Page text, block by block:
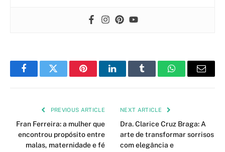
FacebookTwitter PinterestLinkedInTumblr WhatsAppEmail
PREVIOUS ARTICLE
Fran Ferreira: a mulher que
encontrou propósito entre
malas, maternidade e fé
NEXT ARTICLE
Dra. Clarice Cruz Braga: A
arte de transformar sorrisos
com elegância e